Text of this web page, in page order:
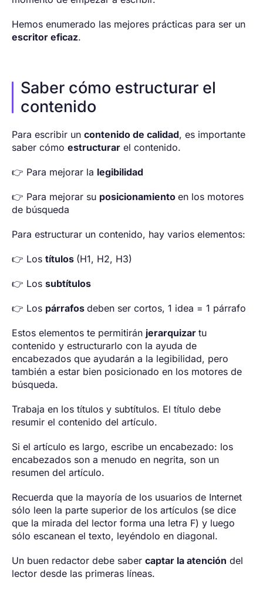
Hemos enumerado las mejores prácticas para ser un
escritor eficaz.
Saber cómo estructurar el
contenido
Para escribir un contenido de calidad, es importante
saber cómo estructurar el contenido.
👉 Para mejorar la legibilidad
👉 Para mejorar su posicionamiento en los motores
de búsqueda
Para estructurar un contenido, hay varios elementos:
👉 Los títulos (H1, H2, H3)
👉 Los subtítulos
👉 Los párrafos deben ser cortos, 1 idea = 1 párrafo
Estos elementos te permitirán jerarquizar tu
contenido y estructurarlo con la ayuda de
encabezados que ayudarán a la legibilidad, pero
también a estar bien posicionado en los motores de
búsqueda.
Trabaja en los títulos y subtítulos. El título debe
resumir el contenido del artículo.
Si el artículo es largo, escribe un encabezado: los
encabezados son a menudo en negrita, son un
resumen del artículo.
Recuerda que la mayoría de los usuarios de Internet
sólo leen la parte superior de los artículos (se dice
que la mirada del lector forma una letra F) y luego
sólo escanean el texto, leyéndolo en diagonal.
Un buen redactor debe saber captar la atención del
lector desde las primeras líneas.